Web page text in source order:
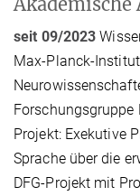
seit 09/2023
Max-Planck-
Projekt: Exekutive
Sprache über die
DFG-Projekt mit